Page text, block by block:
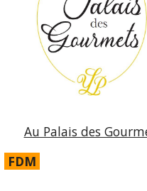
Au Palais des
FDM